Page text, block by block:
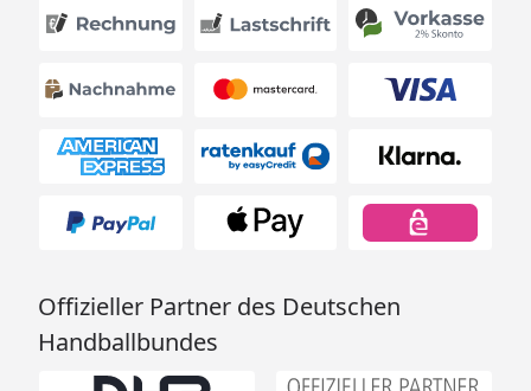
Offizieller Partner des Deutschen
Handballbundes